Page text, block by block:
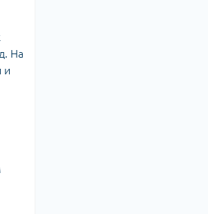
На
и